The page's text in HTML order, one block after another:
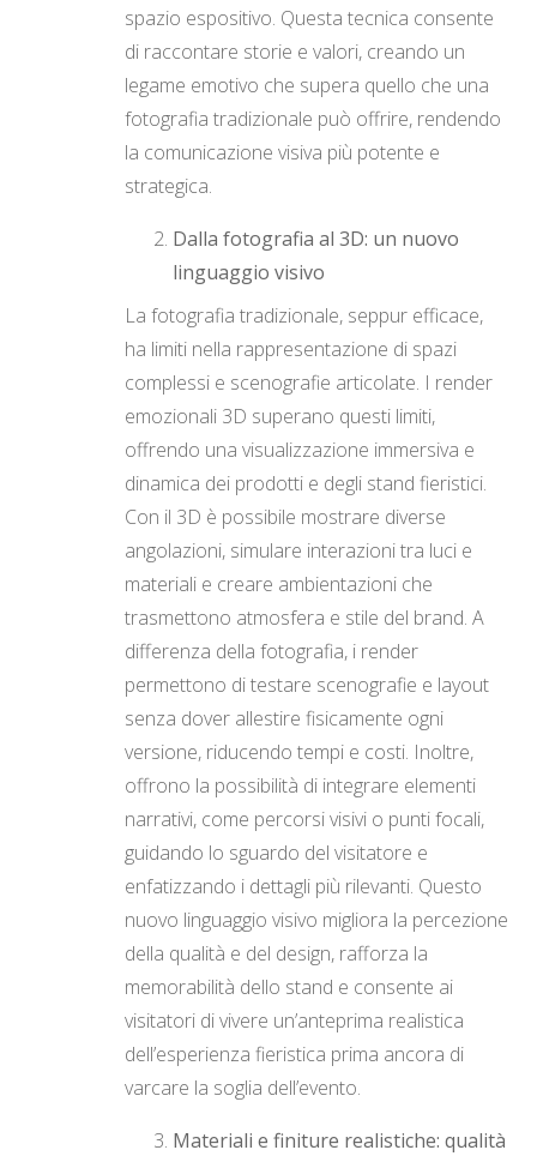
spazio espositivo. Questa tecnica consente
di raccontare storie e valori, creando un
legame emotivo che supera quello che una
fotografia tradizionale può offrire, rendendo
la comunicazione visiva più potente e
strategica.
Dalla fotografia al 3D: un nuovo
linguaggio visivo
La fotografia tradizionale, seppur efficace,
ha limiti nella rappresentazione di spazi
complessi e scenografie articolate. I render
emozionali 3D superano questi limiti,
offrendo una visualizzazione immersiva e
dinamica dei prodotti e degli stand fieristici.
Con il 3D è possibile mostrare diverse
angolazioni, simulare interazioni tra luci e
materiali e creare ambientazioni che
trasmettono atmosfera e stile del brand. A
differenza della fotografia, i render
permettono di testare scenografie e layout
senza dover allestire fisicamente ogni
versione, riducendo tempi e costi. Inoltre,
offrono la possibilità di integrare elementi
narrativi, come percorsi visivi o punti focali,
guidando lo sguardo del visitatore e
enfatizzando i dettagli più rilevanti. Questo
nuovo linguaggio visivo migliora la percezione
della qualità e del design, rafforza la
memorabilità dello stand e consente ai
visitatori di vivere un’anteprima realistica
dell’esperienza fieristica prima ancora di
varcare la soglia dell’evento.
Materiali e finiture realistiche: qualità